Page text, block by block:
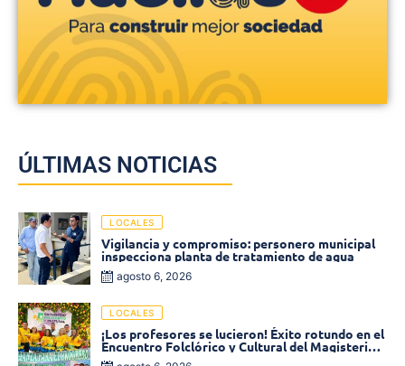
ÚLTIMAS NOTICIAS
LOCALES
Vigilancia y compromiso: personero municipal
inspecciona planta de tratamiento de agua
agosto 6, 2026
LOCALES
¡Los profesores se lucieron! Éxito rotundo en el
Encuentro Folclórico y Cultural del Magisterio
2026 en Ciénaga